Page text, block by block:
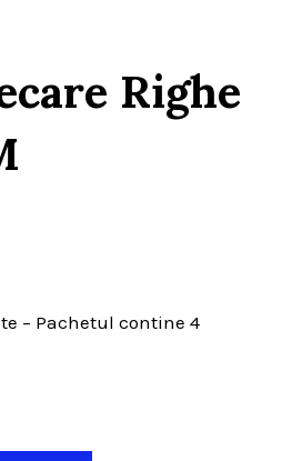
Righe
– Pachetul contine 4